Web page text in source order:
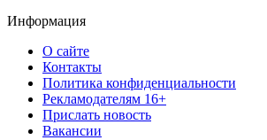
Информация
О сайте
Контакты
Политика конфиденциальности
Рекламодателям 16+
Прислать новость
Вакансии